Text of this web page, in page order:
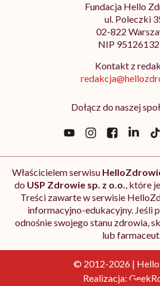
Fundacja Hello
ul. Poleczki
02-822
NIP
Kontakt z
Dołącz do naszej
Właścicielem serwisu
do USP Zdrowie sp. z o.o. , które
Treści zawarte w serwisie
informacyjno-edukacyjny. Jeśli
odnośnie swojego stanu zdrowia,
lub
© 2012-2026 |
Realizacja: